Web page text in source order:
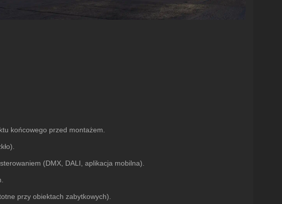
końcowego przed montażem.
(DMX, DALI, aplikacja mobilna).
przy obiektach zabytkowych).